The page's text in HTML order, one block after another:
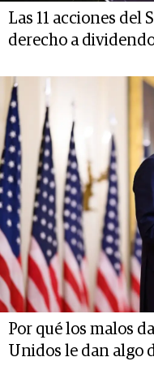
Las 11 acciones del
derecho a
Por qué los malos
Unidos le dan algo